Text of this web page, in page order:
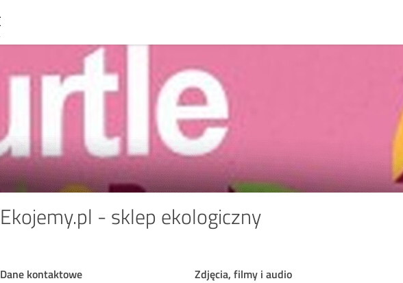
Ekojemy.pl - sklep ekologiczny
Dane kontaktowe Zdjęcia, filmy i audio